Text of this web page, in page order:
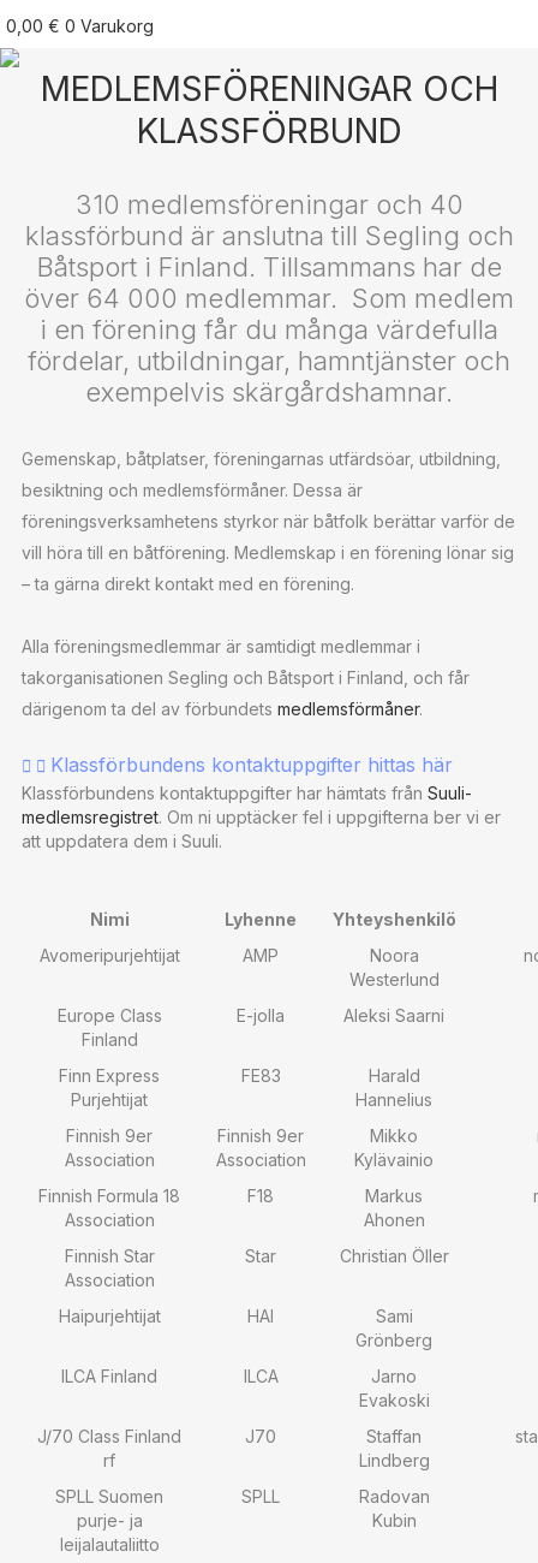
0,00 € 0 Varukorg
MEDLEMSFÖRENINGAR OCH
KLASSFÖRBUND
310 medlemsföreningar och 40
klassförbund är anslutna till Segling och
Båtsport i Finland. Tillsammans har de
över 64 000 medlemmar. Som medlem
i en förening får du många värdefulla
fördelar, utbildningar, hamntjänster och
exempelvis skärgårdshamnar.
Gemenskap, båtplatser, föreningarnas utfärdsöar, utbildning,
besiktning och medlemsförmåner. Dessa är
föreningsverksamhetens styrkor när båtfolk berättar varför de
vill höra till en båtförening. Medlemskap i en förening lönar sig
– ta gärna direkt kontakt med en förening.
Alla föreningsmedlemmar är samtidigt medlemmar i
takorganisationen Segling och Båtsport i Finland, och får
därigenom ta del av förbundets medlemsförmåner.
Klassförbundens kontaktuppgifter hittas här
Klassförbundens kontaktuppgifter har hämtats från Suuli-
medlemsregistret. Om ni upptäcker fel i uppgifterna ber vi er
att uppdatera dem i Suuli.
Nimi Lyhenne
Yhteyshenkilö
Avomeripurjehtijat
AMP
Noora
Westerlund
Europe Class
Finland
E-jolla Aleksi Saarni
Finn Express
Purjehtijat
FE83
Harald
Hannelius
Finnish 9er
Association
Finnish 9er
Association
Mikko
Kylävainio
Finnish Formula 18
Association
F18
Markus
Ahonen
Finnish Star
Association
Star Christian Öller
Haipurjehtijat HAI
Sami
Grönberg
ILCA Finland
ILCA
Jarno
Evakoski
J/70 Class Finland
rf
J70
Staffan
Lindberg
SPLL Suomen
purje- ja
leijalautaliitto
SPLL
Radovan
Kubin